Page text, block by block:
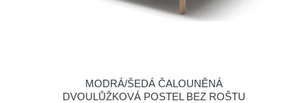
MODRÁ/ŠEDÁ ČALOUNĚNÁ
DVOULŮŽKOVÁ POSTEL BEZ ROŠTU